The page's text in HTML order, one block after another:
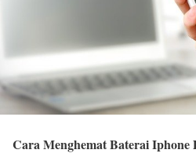
Cara Menghemat Baterai Iphone